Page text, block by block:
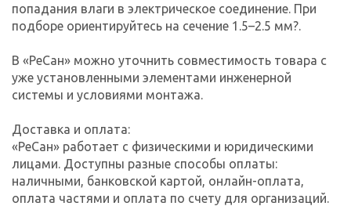
попадания влаги в электрическое соединение. При
подборе ориентируйтесь на сечение 1.5–2.5 мм?.
В «РеСан» можно уточнить совместимость товара с
уже установленными элементами инженерной
системы и условиями монтажа.
Доставка и оплата:
«РеСан» работает с физическими и юридическими
лицами. Доступны разные способы оплаты:
наличными, банковской картой, онлайн-оплата,
оплата частями и оплата по счету для организаций.